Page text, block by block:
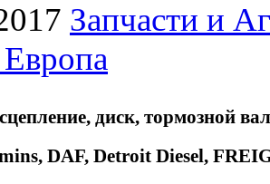
Запчасти и
диск, тормозной
DAF, Detroit Diesel,